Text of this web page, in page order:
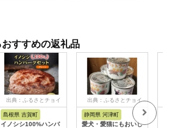
すすめの返礼品
出典：ふるさとチョイ
ス
島根県 吉賀町
イノシシ100%ハンバ
出典：ふるさとチョイ
静岡県 河津町
愛犬・愛猫にもおいし